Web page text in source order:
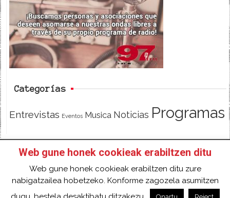
b
o
o
t
e
Categorías
Entrevistas Eventos Musica Noticias Programas
INICIO HAZTE SOCI@!
FACEBOOK
TWITTER
CONTACTO ACCESO
2018 Gure eduki guztiak Creative Commons
Web gune honek cookieak erabiltzen ditu
Web gune honek cookieak erabiltzen ditu zure
nabigatzailea hobetzeko. Konforme zagozela asumitzen